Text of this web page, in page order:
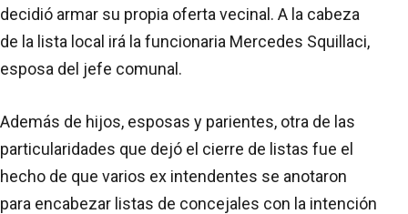
decidió armar su propia oferta vecinal. A la cabeza
de la lista local irá la funcionaria Mercedes Squillaci,
esposa del jefe comunal.
Además de hijos, esposas y parientes, otra de las
particularidades que dejó el cierre de listas fue el
hecho de que varios ex intendentes se anotaron
para encabezar listas de concejales con la intención